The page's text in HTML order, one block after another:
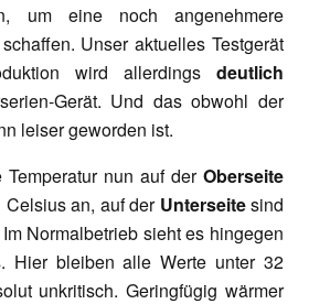
um eine noch angenehmere
Unser aktuelles Testgerät
wird allerdings deutlich
Gerät. Und das obwohl der
leiser geworden ist.
nun auf der Oberseite
Celsius an, auf der Unterseitesind
Normalbetrieb sieht es hingegen
Hier bleiben alle Werte unter 32
unkritisch. Geringfügig wärmer